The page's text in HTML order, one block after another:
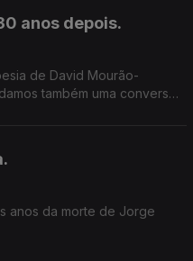
anos depois.
de David Mourão-
também uma conversa
anos da morte de Jorge